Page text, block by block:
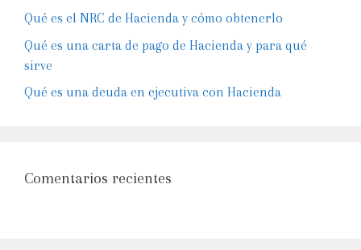
Qué es el NRC de Hacienda y cómo obtenerlo
Qué es una carta de pago de Hacienda y para qué
sirve
Qué es una deuda en ejecutiva con Hacienda
Comentarios recientes